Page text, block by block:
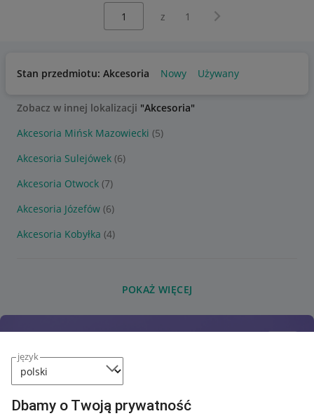
język
Dbamy o Twoją prywatność
z 1 Następna strona
Stan przedmiotu: Akcesoria Nowy Używany
Zobacz w innej lokalizacji "Akcesoria"
Akcesoria Mińsk Mazowiecki (5)
Akcesoria Sulejówek (6)
Akcesoria Otwock (7)
Akcesoria Józefów (6)
Akcesoria Kobyłka (4)
POKAŻ WIĘCEJ